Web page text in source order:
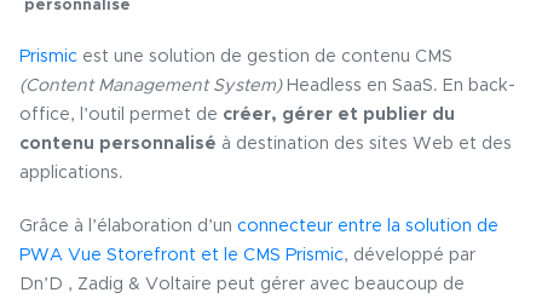
personnalisé
Prismic est une solution de gestion de contenu CMS
(Content Management System)Headless en SaaS. En back-
office, l’outil permet de créer, gérer et publier du
contenu personnalisé à destination des sites Web et des
applications.
Grâce à l’élaboration d’un connecteur entre la solution de
PWA Vue Storefront et le CMS Prismic, développé par
Dn’D , Zadig & Voltaire peut gérer avec beaucoup de